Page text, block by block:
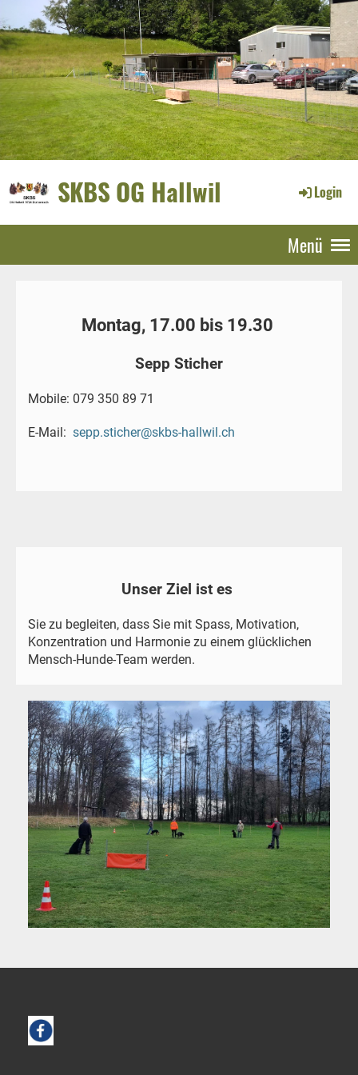
SKBS OG Hallwil Login
Menü
Montag, 17.00 bis 19.30
Sepp Sticher
Mobile: 079 350 89 71
E-Mail: sepp.sticher@skbs-hallwil.ch
Unser Ziel ist es
Sie zu begleiten, dass Sie mit Spass, Motivation,
Konzentration und Harmonie zu einem glücklichen
Mensch-Hunde-Team werden.